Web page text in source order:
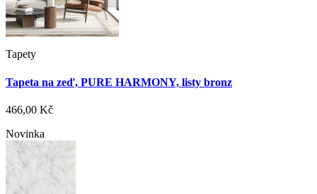
Tapety
Tapeta na zeď, PURE HARMONY, listy bronz
466,00 Kč
Novinka